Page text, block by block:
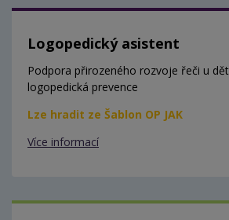
Logopedický asistent
Podpora přirozeného rozvoje řeči u
logopedická prevence
Lze hradit ze Šablon OP JAK
Více informací